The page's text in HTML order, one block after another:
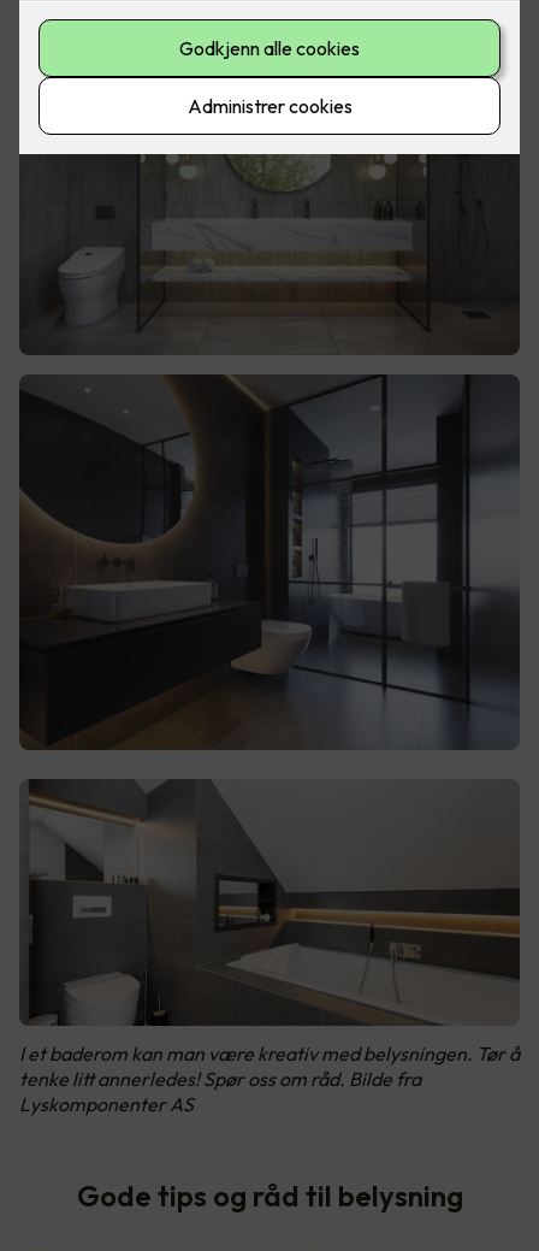
I et baderom kan man være kreativ med belysningen. Tør å
tenke litt annerledes! Spør oss om råd. Bilde fra
Lyskomponenter AS
Gode tips og råd til belysning